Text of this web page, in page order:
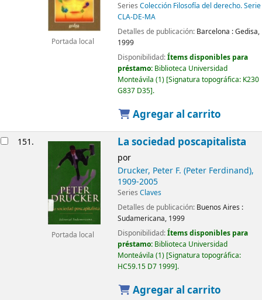
Portada local
Series Colección Filosofía del derecho. Serie
CLA-DE-MA
Detalles de publicación: Barcelona :Gedisa,
1999
Disponibilidad:Ítems disponibles para
préstamo: Biblioteca Universidad
Monteávila (1) Signatura topográfica: K230
G837 D35 .
Agregar al carrito
151.
Portada local
La sociedad poscapitalista
por
Drucker, Peter F. (Peter Ferdinand),
1909-2005
Series Claves
Detalles de publicación: Buenos Aires :
Sudamericana, 1999
Disponibilidad:Ítems disponibles para
préstamo: Biblioteca Universidad
Monteávila (1) Signatura topográfica:
HC59.15 D7 1999 .
Agregar al carrito